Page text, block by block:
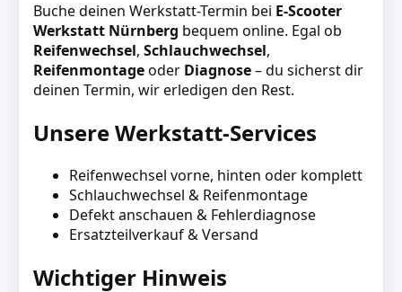
Buche deinen Werkstatt-Termin bei E-Scooter
Werkstatt Nürnberg bequem online. Egal ob
Reifenwechsel, Schlauchwechsel,
Reifenmontageoder Diagnose– du sicherst dir
deinen Termin, wir erledigen den Rest.
Unsere Werkstatt-Services
Reifenwechsel vorne, hinten oder komplett
Schlauchwechsel & Reifenmontage
Defekt anschauen & Fehlerdiagnose
Ersatzteilverkauf & Versand
Wichtiger Hinweis